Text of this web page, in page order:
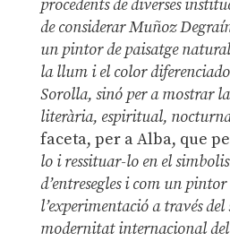
procedents de diverses
de considerar Muñoz
un pintor de paisatge
la llum i el color
Sorolla, sinó per a mostrar
literària, espiritual,
faceta, per a Alba, que
lo i ressituar-lo en el
d’entresegles i com un
l’experimentació a través
modernitat internacional del